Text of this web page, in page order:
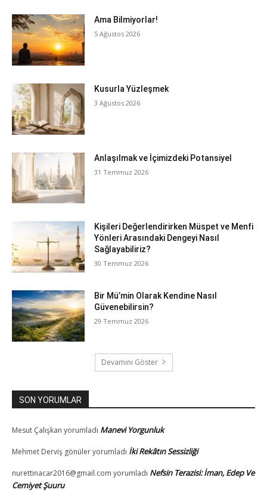
Ama Bilmiyorlar!
5 Ağustos 2026
Kusurla Yüzleşmek
3 Ağustos 2026
Anlaşılmak ve İçimizdeki Potansiyel
31 Temmuz 2026
Kişileri Değerlendirirken Müspet ve Menfi
Yönleri Arasındaki Dengeyi Nasıl
Sağlayabiliriz?
30 Temmuz 2026
Bir Mü’min Olarak Kendine Nasıl
Güvenebilirsin?
29 Temmuz 2026
Devamını Göster
SON YORUMLAR
Mesut Çalışkan yorumladı Manevi Yorgunluk
Mehmet Derviş gönüleryorumladı İki Rekâtın Sessizliği
nurettinacar2016@gmail.com yorumladı Nefsin Terazisi: İman, Edep Ve
Cemiyet Şuuru